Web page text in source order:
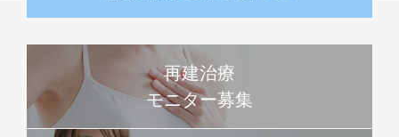
再建治療
モニター募集